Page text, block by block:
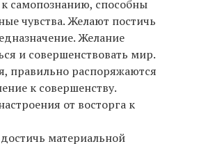
самопознанию, способны
чувства. Желают постичь
Желание
и совершенствовать мир.
правильно распоряжаются
к совершенству.
от восторга к
материальной